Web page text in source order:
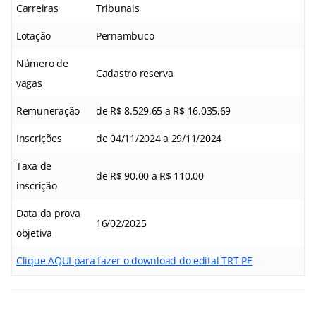
Carreiras Tribunais
Lotação Pernambuco
Número de
vagas
Cadastro reserva
Remuneração de R$ 8.529,65 a R$ 16.035,69
Inscrições de 04/11/2024 a 29/11/2024
Taxa de
inscrição
de R$ 90,00 a R$ 110,00
Data da prova
objetiva
16/02/2025
Clique AQUI para fazer o download do edital TRT PE